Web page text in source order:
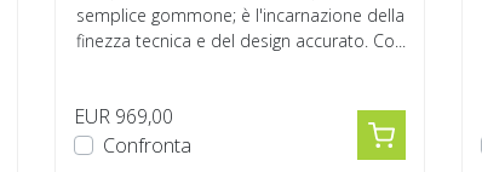
semplice gommone; è l'incarnazione della
finezza tecnica e del design accurato. Co...
EUR 969,00
Confronta